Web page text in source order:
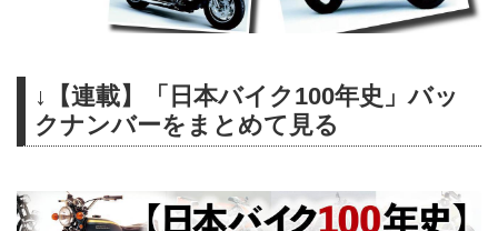
↓【連載】「日本バイク100年史」バッ
クナンバーをまとめて見る